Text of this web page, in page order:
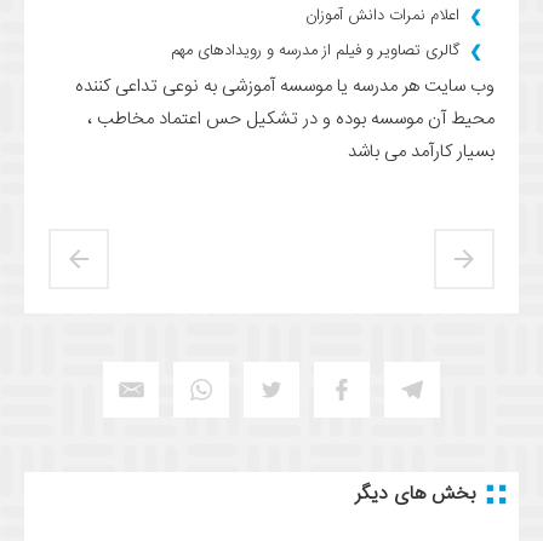
اعلام نمرات دانش آموزان
گالری تصاویر و فیلم از مدرسه و رویدادهای مهم
وب سایت هر مدرسه یا موسسه آموزشی به نوعی تداعی کننده
محیط آن موسسه بوده و در تشکیل حس اعتماد مخاطب ،
بسیار کارآمد می باشد
بخش های دیگر